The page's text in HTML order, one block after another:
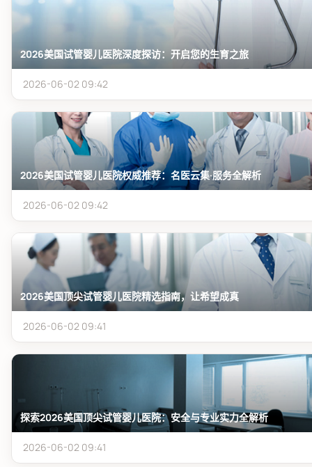
2026美国试管婴儿医院深度探访：开启您的生育之旅
2026-06-02 09:42
2026美国试管婴儿医院权威推荐：名医云集·服务全解析
2026-06-02 09:42
2026美国顶尖试管婴儿医院精选指南，让希望成真
2026-06-02 09:41
探索2026美国顶尖试管婴儿医院：安全与专业实力全解析
2026-06-02 09:41